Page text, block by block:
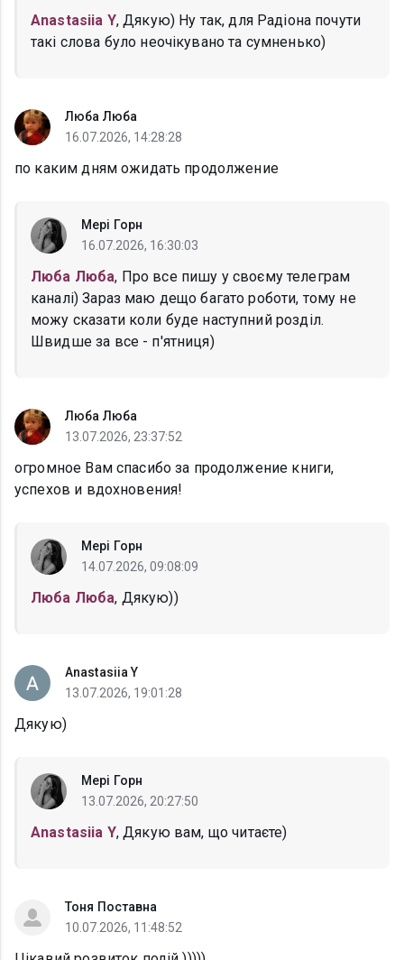
Anastasiia Y, Дякую) Ну так, для Радіона почути
такі слова було неочікувано та сумненько)
Люба Люба
16.07.2026, 14:28:28
по каким дням ожидать продолжение
Мері Горн
16.07.2026, 16:30:03
Люба Люба, Про все пишу у своєму телеграм
каналі) Зараз маю дещо багато роботи, тому не
можу сказати коли буде наступний розділ.
Швидше за все - п'ятниця)
Люба Люба
13.07.2026, 23:37:52
огромное Вам спасибо за продолжение книги,
успехов и вдохновения!
Мері Горн
14.07.2026, 09:08:09
Люба Люба, Дякую))
Anastasiia Y
13.07.2026, 19:01:28
Дякую)
Мері Горн
13.07.2026, 20:27:50
Anastasiia Y, Дякую вам, що читаєте)
Тоня Поставна
10.07.2026, 11:48:52